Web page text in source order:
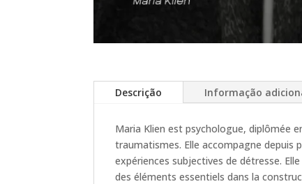
Descrição Informação
Maria Klien est psychologue, diplômée
traumatismes. Elle accompagne depuis
expériences subjectives de détresse.
des éléments essentiels dans la